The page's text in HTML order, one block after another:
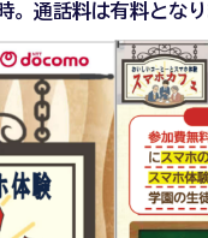
。通話料は有料となり